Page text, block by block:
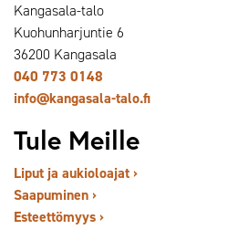
Kangasala-talo
Kuohunharjuntie 6
36200 Kangasala
040 773 0148
info@kangasala-talo.fi
Tule Meille
Liput ja aukioloajat ›
Saapuminen ›
Esteettömyys ›